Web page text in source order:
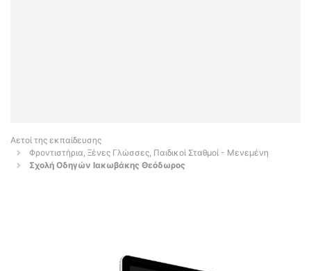
Αετοί της εκπαίδευσης
Φροντιστήρια, Ξένες Γλώσσες, Παιδικοί Σταθμοί - Μενεμένη
Σχολή Οδηγών Ιακωβάκης Θεόδωρος